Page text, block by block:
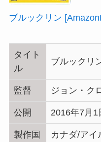
ブルックリン
タイト
ル
ブルックリ
監督 ジョン・ク
公開 2016年7月1
製作国 カナダ/アイ